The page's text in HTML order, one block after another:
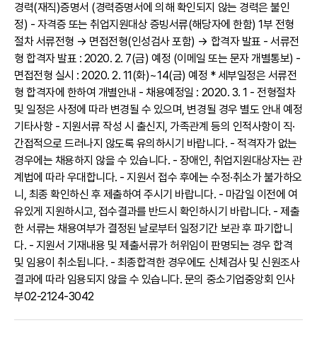
경력(재직)증명서 (경력증명서에 의해 확인되지 않는 경력은 불인
정) - 자격증 또는 취업지원대상 증빙서류(해당자에 한함) 1부 전형
절차 서류전형 → 면접전형(인성검사 포함) → 합격자 발표 - 서류전
형 합격자 발표 : 2020. 2. 7(금) 예정 (이메일 또는 문자 개별통보) -
면접전형 실시 : 2020. 2. 11(화)~14(금) 예정 * 세부일정은 서류전
형 합격자에 한하여 개별안내 - 채용예정일 : 2020. 3. 1 - 전형절차
및 일정은 사정에 따라 변경될 수 있으며, 변경될 경우 별도 안내 예정
기타사항 - 지원서류 작성 시 출신지, 가족관계 등의 인적사항이 직·
간접적으로 드러나지 않도록 유의하시기 바랍니다. - 적격자가 없는
경우에는 채용하지 않을 수 있습니다. - 장애인, 취업지원대상자는 관
계법에 따라 우대합니다. - 지원서 접수 후에는 수정·취소가 불가하오
니, 최종 확인하신 후 제출하여 주시기 바랍니다. - 마감일 이전에 여
유있게 지원하시고, 접수결과를 반드시 확인하시기 바랍니다. - 제출
한 서류는 채용여부가 결정된 날로부터 일정기간 보관 후 파기합니
다. - 지원서 기재내용 및 제출서류가 허위임이 판명되는 경우 합격
및 임용이 취소됩니다. - 최종합격한 경우에도 신체검사 및 신원조사
결과에 따라 임용되지 않을 수 있습니다. 문의 중소기업중앙회 인사
부02-2124-3042